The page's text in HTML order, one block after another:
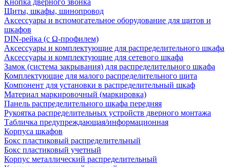
Кнопка дверного звонка
Щиты, шкафы, шинопровод
Аксессуары и вспомогательное оборудование для щитов и
шкафов
DIN-рейка (с Ω-профилем)
Аксессуары и комплектующие для распределительного шкафа
Аксессуары и комплектующие для сетевого шкафа
Замок (система закрывания) для распределительного шкафа
Комплектующие для малого распределительного щита
Компонент для установки в распределительный шкаф
Материал маркировочный (маркировка)
Панель распределительного шкафа передняя
Рукоятка распределительных устройств дверного монтажа
Табличка предупреждающая/информационная
Корпуса шкафов
Бокс пластиковый распределительный
Бокс пластиковый учетный
Корпус металлический распределительный